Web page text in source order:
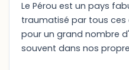
Le Pérou est un pays
traumatisé par tous ces
pour un grand nombre
souvent dans nos